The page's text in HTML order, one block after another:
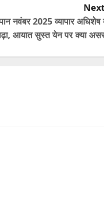
नवंबर 2025 व्यापार अधिशेष
आयात सुस्त येन पर क्या